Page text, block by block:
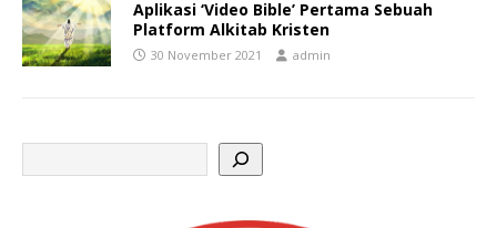
Aplikasi ‘Video Bible’ Pertama Sebuah
Platform Alkitab Kristen
30 November 2021 admin